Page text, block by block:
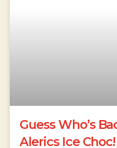
Guess Who’s
Alerics Ice Choc!